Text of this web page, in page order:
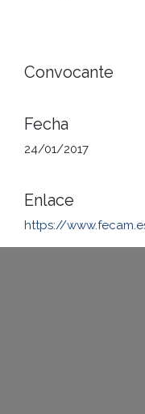
Convocante
Fecha
24/01/2017
Enlace
https://